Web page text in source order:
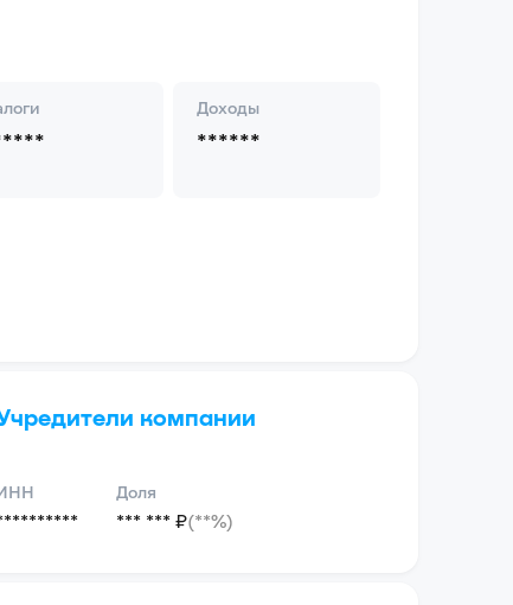
Доходы
******
компании
Доля
*** *** ₽(**%)